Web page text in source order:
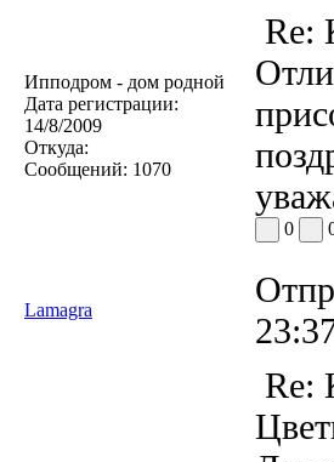
Ипподром - дом родной
Дата регистрации:
14/8/2009
Откуда:
Сообщений: 1070
Re:
0
Lamagra
Re: